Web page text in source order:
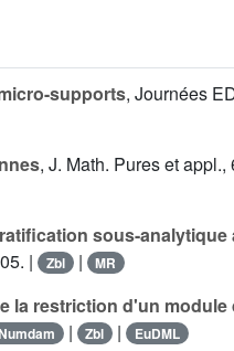
supports, Journées
, J. Math. Pures et
sous-analytique
| Zbl | MR
la restriction d'un module
| Zbl | EuDML